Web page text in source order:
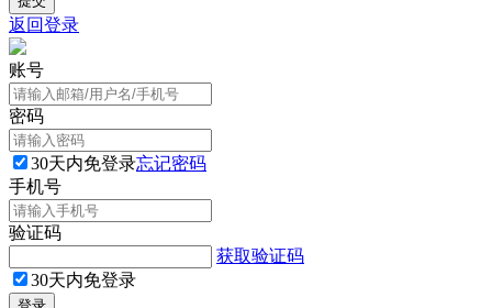
返回登录
账号
密码
30天内免登录忘记密码
手机号
验证码
获取验证码
30天内免登录